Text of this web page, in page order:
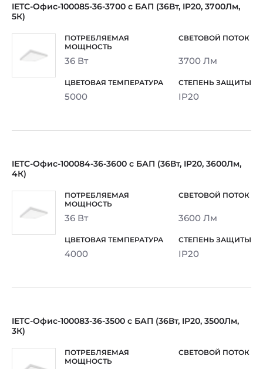
IETC-Офис-100085-36-3700 с БАП (36Вт, IP20, 3700Лм,
5К)
36 Вт 3700 Лм
5000 IP20
IETC-Офис-100084-36-3600 с БАП (36Вт, IP20, 3600Лм,
4К)
36 Вт 3600 Лм
4000 IP20
IETC-Офис-100083-36-3500 с БАП (36Вт, IP20, 3500Лм,
3К)